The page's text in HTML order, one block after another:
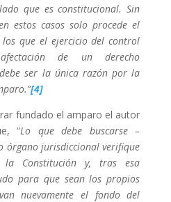
que es constitucional. Sin
estos casos solo procede el
que el ejercicio del control
de un derecho
ser la única razón por la
[4]
fundado el amparo el autor
“Lo que debe buscarse –
órgano jurisdiccional verifique
Constitución y, tras esa
para que sean los propios
nuevamente el fondo del